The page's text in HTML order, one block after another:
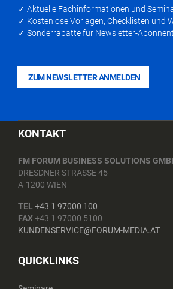
✓ Aktuelle Fachinformationen und
✓ Kostenlose Vorlagen, Checklisten und
✓ Sonderrabatte für Newsletter-
ZUM NEWSLETTER ANMELDEN
KONTAKT
FM FORUM BUSINESS SOLUTIONS
DRESDNER STRASSE 45
A-1200 WIEN
TEL+43 1 97000 100
FAX+43 1 97000 5100
KUNDENSERVICE@FORUM-MEDIA.AT
QUICKLINKS